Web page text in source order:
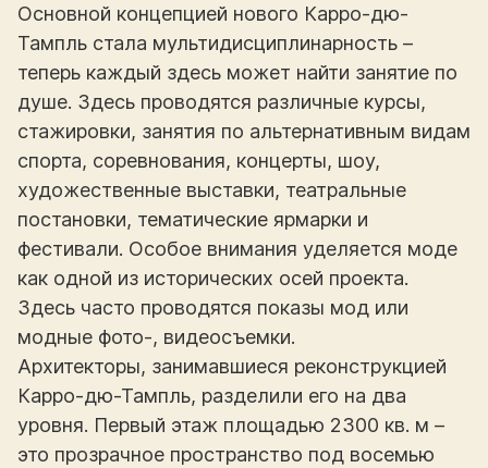
Основной концепцией нового Карро-дю-
Тампль стала мультидисциплинарность –
теперь каждый здесь может найти занятие по
душе. Здесь проводятся различные курсы,
стажировки, занятия по альтернативным видам
спорта, соревнования, концерты, шоу,
художественные выставки, театральные
постановки, тематические ярмарки и
фестивали. Особое внимания уделяется моде
как одной из исторических осей проекта.
Здесь часто проводятся показы мод или
модные фото-, видеосъемки.
Архитекторы, занимавшиеся реконструкцией
Карро-дю-Тампль, разделили его на два
уровня. Первый этаж площадью 2300 кв. м –
это прозрачное пространство под восемью